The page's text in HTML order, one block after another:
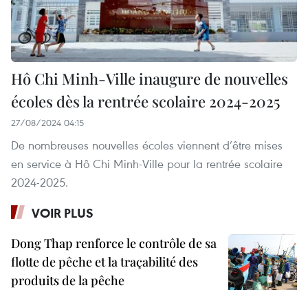
Hô Chi Minh-Ville inaugure de nouvelles
écoles dès la rentrée scolaire 2024-2025
27/08/2024 04:15
De nombreuses nouvelles écoles viennent d’être mises
en service à Hô Chi Minh-Ville pour la rentrée scolaire
2024-2025.
VOIR PLUS
Dong Thap renforce le contrôle de sa
flotte de pêche et la traçabilité des
produits de la pêche